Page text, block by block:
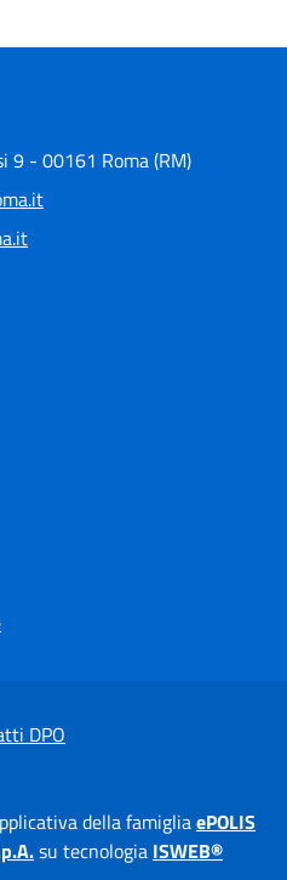
9 - 00161 Roma (RM)
DPO
della famigliaePOLIS
su tecnologia ISWEB®